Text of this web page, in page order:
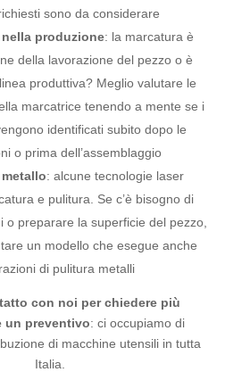
sono da considerare
produzione: la marcatura è
della lavorazione del pezzo o è
produttiva? Meglio valutare le
marcatrice tenendo a mente se i
identificati subito dopo le
o prima dell’assemblaggio
: alcune tecnologie laser
e pulitura. Se c’è bisogno di
o preparare la superficie del pezzo,
un modello che esegue anche
di pulitura metalli
con noi per chiedere più
un preventivo: ci occupiamo di
di macchine utensili in tutta
Italia.